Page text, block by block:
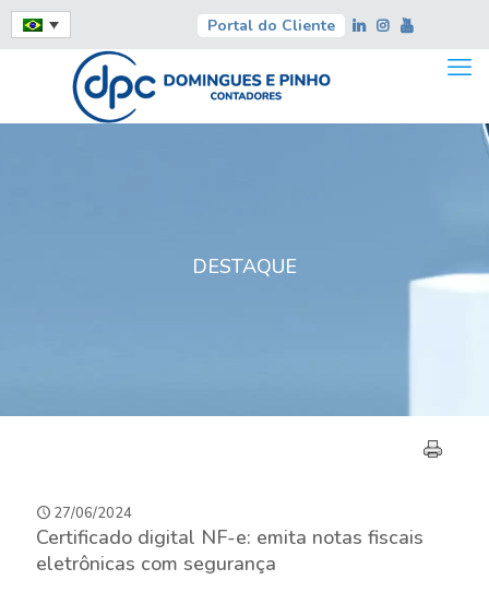
Portal do Cliente
DESTAQUE
27/06/2024
Certificado digital NF-e: emita notas fiscais
eletrônicas com segurança